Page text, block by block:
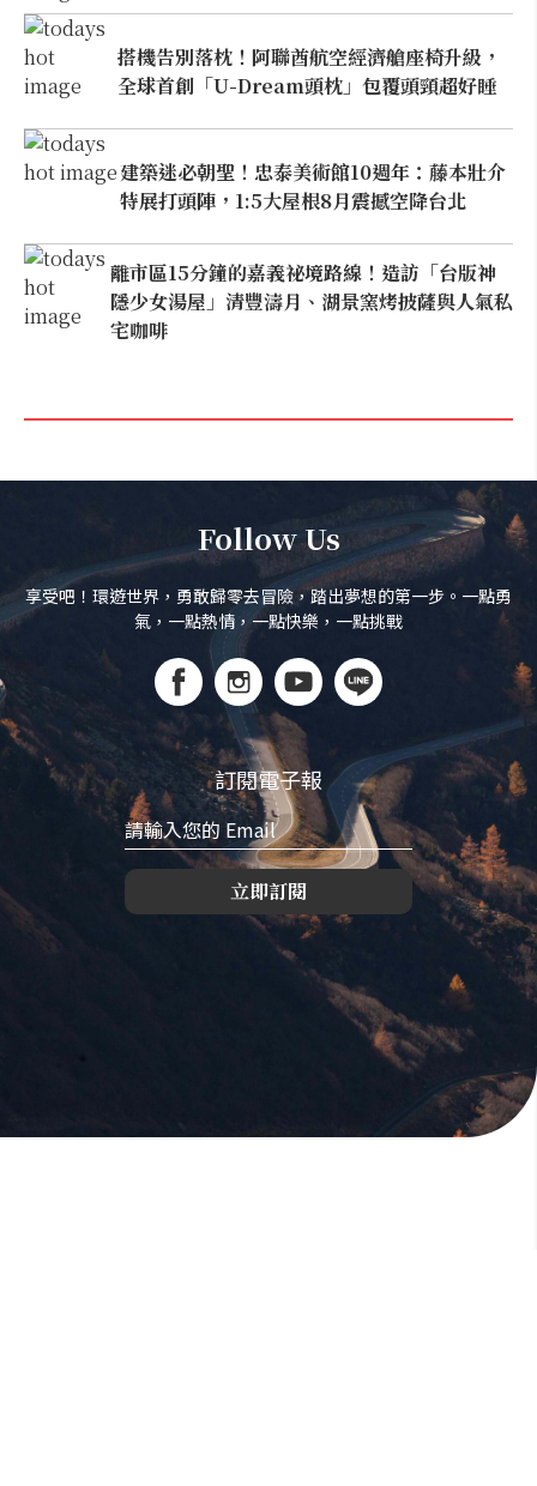
搭機告別落枕！阿聯酋航空經濟艙座椅升級，
全球首創「U-Dream頭枕」包覆頭頸超好睡
建築迷必朝聖！忠泰美術館10週年：藤本壯介
特展打頭陣，1:5大屋根8月震撼空降台北
離市區15分鐘的嘉義祕境路線！造訪「台版神
隱少女湯屋」清豐濤月、湖景窯烤披薩與人氣私
宅咖啡
Follow Us
享受吧！環遊世界，勇敢歸零去冒險，踏出夢想的第一步。一點勇
氣，一點熱情，一點快樂，一點挑戰
訂閱電子報
立即訂閱